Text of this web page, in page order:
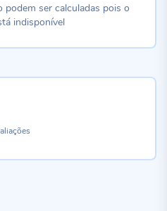
ser calculadas pois o
indisponível